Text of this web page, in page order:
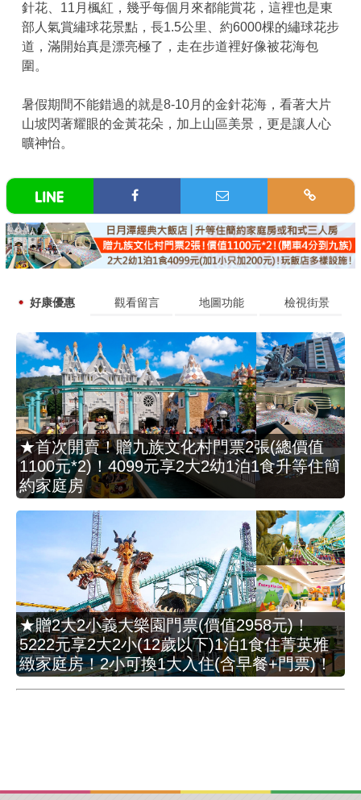
針花、11月楓紅，幾乎每個月來都能賞花，這裡也是東
部人氣賞繡球花景點，長1.5公里、約6000棵的繡球花步
道，滿開始真是漂亮極了，走在步道裡好像被花海包
圍。
暑假期間不能錯過的就是8-10月的金針花海，看著大片
山坡閃著耀眼的金黃花朵，加上山區美景，更是讓人心
曠神怡。
好康優惠 觀看留言 地圖功能 檢視街景
★首次開賣！贈九族文化村門票2張(總價值
1100元*2)！4099元享2大2幼1泊1食升等住簡
約家庭房
★贈2大2小義大樂園門票(價值2958元)！
5222元享2大2小(12歲以下)1泊1食住菁英雅
緻家庭房！2小可換1大入住(含早餐+門票)！